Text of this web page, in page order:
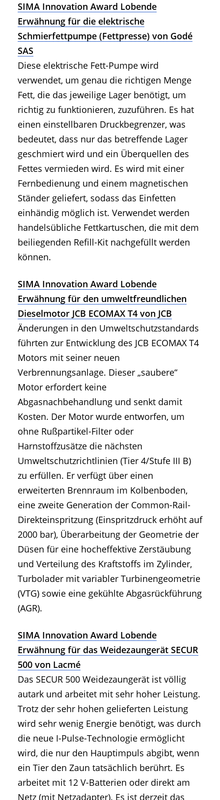
SIMA Innovation Award Lobende
Erwähnung für die elektrische
Schmierfettpumpe (Fettpresse) von Godé
SAS
Diese elektrische Fett-Pumpe wird
verwendet, um genau die richtigen Menge
Fett, die das jeweilige Lager benötigt, um
richtig zu funktionieren, zuzuführen. Es hat
einen einstellbaren Druckbegrenzer, was
bedeutet, dass nur das betreffende Lager
geschmiert wird und ein Überquellen des
Fettes vermieden wird. Es wird mit einer
Fernbedienung und einem magnetischen
Ständer geliefert, sodass das Einfetten
einhändig möglich ist. Verwendet werden
handelsübliche Fettkartuschen, die mit dem
beiliegenden Refill-Kit nachgefüllt werden
können.
SIMA Innovation Award Lobende
Erwähnung für den umweltfreundlichen
Dieselmotor JCB ECOMAX T4 von JCB
Änderungen in den Umweltschutzstandards
führten zur Entwicklung des JCB ECOMAX T4
Motors mit seiner neuen
Verbrennungsanlage. Dieser „saubere“
Motor erfordert keine
Abgasnachbehandlung und senkt damit
Kosten. Der Motor wurde entworfen, um
ohne Rußpartikel-Filter oder
Harnstoffzusätze die nächsten
Umweltschutzrichtlinien (Tier 4/Stufe III B)
zu erfüllen. Er verfügt über einen
erweiterten Brennraum im Kolbenboden,
eine zweite Generation der Common-Rail-
Direkteinspritzung (Einspritzdruck erhöht auf
2000 bar), Überarbeitung der Geometrie der
Düsen für eine hocheffektive Zerstäubung
und Verteilung des Kraftstoffs im Zylinder,
Turbolader mit variabler Turbinengeometrie
(VTG) sowie eine gekühlte Abgasrückführung
(AGR).
SIMA Innovation Award Lobende
Erwähnung für das Weidezaungerät SECUR
500 von Lacmé
Das SECUR 500 Weidezaungerät ist völlig
autark und arbeitet mit sehr hoher Leistung.
Trotz der sehr hohen gelieferten Leistung
wird sehr wenig Energie benötigt, was durch
die neue I-Pulse-Technologie ermöglicht
wird, die nur den Hauptimpuls abgibt, wenn
ein Tier den Zaun tatsächlich berührt. Es
arbeitet mit 12 V-Batterien oder direkt am
Netz (mit Netzadapter). Es ist derzeit das